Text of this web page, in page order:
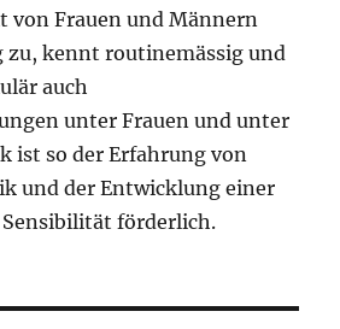
von Frauen und Männern
zu, kennt routinemässig und
auch
unter Frauen und unter
ist so der Erfahrung von
und der Entwicklung einer
förderlich.